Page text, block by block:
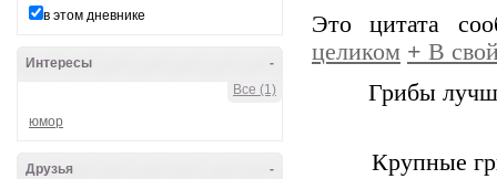
в этом дневнике
-
Интересы
Все (1)
юмор
-
Друзья
Это цитата
целиком + В
Грибы
Крупные